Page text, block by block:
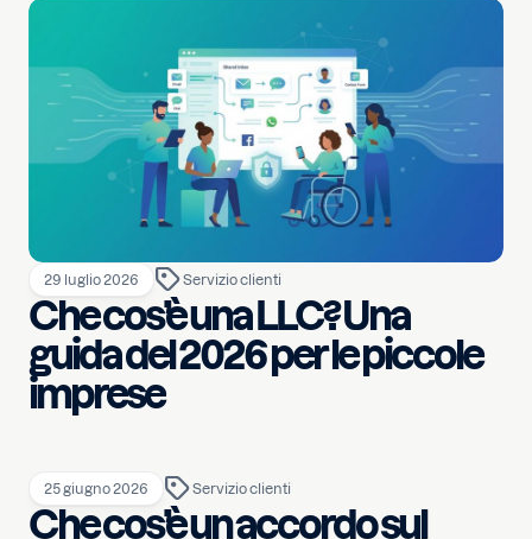
29 luglio 2026 Servizio clienti
Che cos’è una LLC? Una
guida del 2026 per le piccole
imprese
25 giugno 2026 Servizio clienti
Che cos’è un accordo sul